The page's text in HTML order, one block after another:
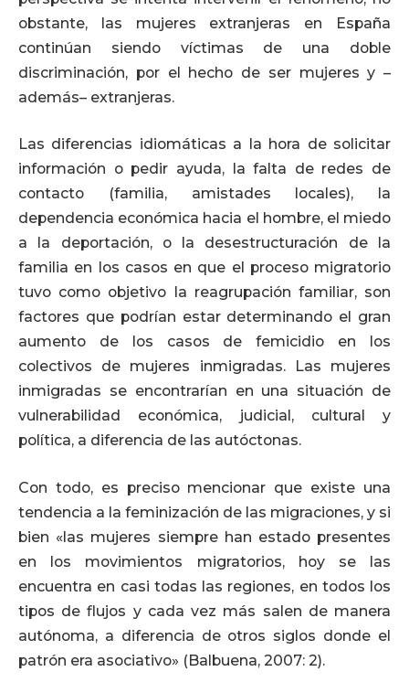
obstante, las mujeres extranjeras en España
continúan siendo víctimas de una doble
discriminación, por el hecho de ser mujeres y –
además– extranjeras.
Las diferencias idiomáticas a la hora de solicitar
información o pedir ayuda, la falta de redes de
contacto (familia, amistades locales), la
dependencia económica hacia el hombre, el miedo
a la deportación, o la desestructuración de la
familia en los casos en que el proceso migratorio
tuvo como objetivo la reagrupación familiar, son
factores que podrían estar determinando el gran
aumento de los casos de femicidio en los
colectivos de mujeres inmigradas. Las mujeres
inmigradas se encontrarían en una situación de
vulnerabilidad económica, judicial, cultural y
política, a diferencia de las autóctonas.
Con todo, es preciso mencionar que existe una
tendencia a la feminización de las migraciones, y si
bien «las mujeres siempre han estado presentes
en los movimientos migratorios, hoy se las
encuentra en casi todas las regiones, en todos los
tipos de flujos y cada vez más salen de manera
autónoma, a diferencia de otros siglos donde el
patrón era asociativo» (Balbuena, 2007: 2).